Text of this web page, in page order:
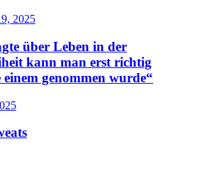
2025
über Leben in der
kann man erst richtig
einem genommen wurde“